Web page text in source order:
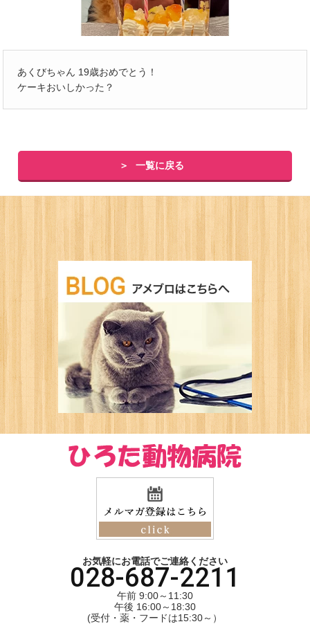
あくびちゃん 19歳おめでとう！
ケーキおいしかった？
一覧に戻る
お気軽にお電話でご連絡ください
028-687-2211
午前 9:00～11:30
​​​​​​​午後 16:00～18:30
(受付・薬・フードは15:30～）